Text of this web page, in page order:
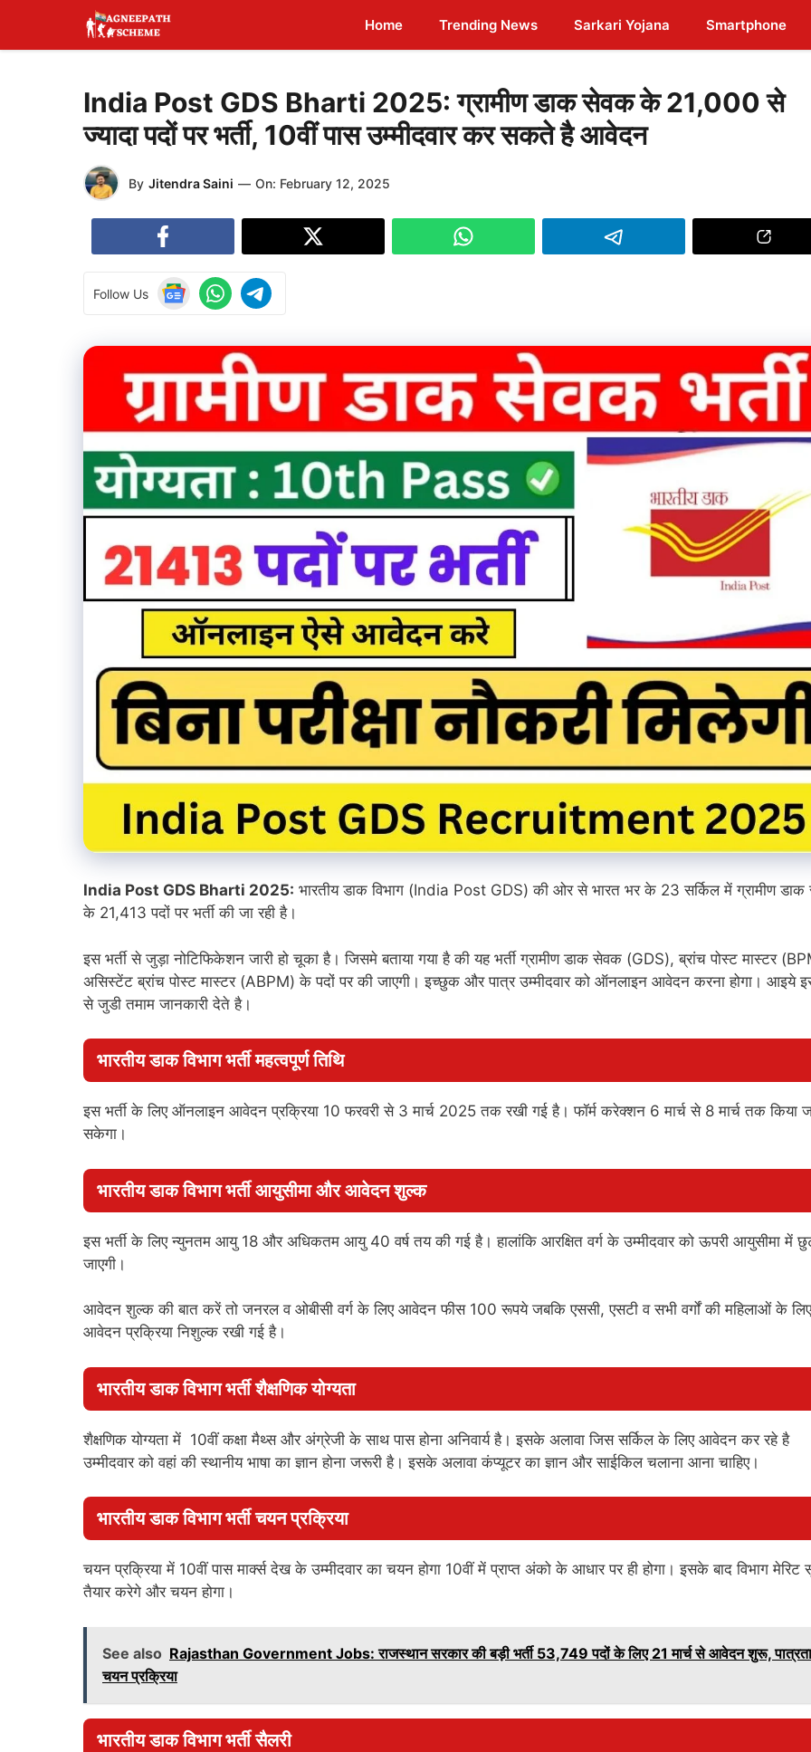
content
Home Trending News Sarkari Yojana Smartphone
India Post GDS Bharti 2025: ग्रामीण डाक सेवक के 21,000 से
ज्यादा पदों पर भर्ती, 10वीं पास उम्मीदवार कर सकते है आवेदन
By Jitendra Saini — On: February 12, 2025
Follow Us
India Post GDS Bharti 2025: भारतीय डाक विभाग (India Post GDS) की ओर से भारत भर के 23 सर्किल में ग्रामीण डाक
के 21,413 पदों पर भर्ती की जा रही है।
इस भर्ती से जुड़ा नोटिफिकेशन जारी हो चूका है। जिसमे बताया गया है की यह भर्ती ग्रामीण डाक सेवक (GDS), ब्रांच पोस्ट मास्टर
असिस्टेंट ब्रांच पोस्ट मास्टर (ABPM) के पदों पर की जाएगी। इच्छुक और पात्र उम्मीदवार को ऑनलाइन आवेदन करना होगा। आइये
से जुडी तमाम जानकारी देते है।
भारतीय डाक विभाग भर्ती महत्वपूर्ण तिथि
इस भर्ती के लिए ऑनलाइन आवेदन प्रक्रिया 10 फरवरी से 3 मार्च 2025 तक रखी गई है। फॉर्म करेक्शन 6 मार्च से 8 मार्च तक किया
सकेगा।
भारतीय डाक विभाग भर्ती आयुसीमा और आवेदन शुल्क
इस भर्ती के लिए न्युनतम आयु 18 और अधिकतम आयु 40 वर्ष तय की गई है। हालांकि आरक्षित वर्ग के उम्मीदवार को ऊपरी आयुसीमा में
जाएगी।
आवेदन शुल्क की बात करें तो जनरल व ओबीसी वर्ग के लिए आवेदन फीस 100 रूपये जबकि एससी, एसटी व सभी वर्गों की महिलाओं के लिए
आवेदन प्रक्रिया निशुल्क रखी गई है।
भारतीय डाक विभाग भर्ती शैक्षणिक योग्यता
शैक्षणिक योग्यता में 10वीं कक्षा मैथ्स और अंग्रेजी के साथ पास होना अनिवार्य है। इसके अलावा जिस सर्किल के लिए आवेदन कर रहे है
उम्मीदवार को वहां की स्थानीय भाषा का ज्ञान होना जरूरी है। इसके अलावा कंप्यूटर का ज्ञान और साईकिल चलाना आना चाहिए।
भारतीय डाक विभाग भर्ती चयन प्रक्रिया
चयन प्रक्रिया में 10वीं पास मार्क्स देख के उम्मीदवार का चयन होगा 10वीं में प्राप्त अंको के आधार पर ही होगा। इसके बाद विभाग मेरिट
तैयार करेगे और चयन होगा।
See also Rajasthan Government Jobs: राजस्थान सरकार की बड़ी भर्ती 53,749 पदों के लिए 21 मार्च से आवेदन शुरू,
चयन प्रक्रिया
भारतीय डाक विभाग भर्ती सैलरी